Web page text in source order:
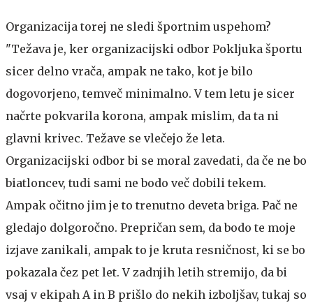
Organizacija torej ne sledi športnim uspehom?
"Težava je, ker organizacijski odbor Pokljuka športu
sicer delno vrača, ampak ne tako, kot je bilo
dogovorjeno, temveč minimalno. V tem letu je sicer
načrte pokvarila korona, ampak mislim, da ta ni
glavni krivec. Težave se vlečejo že leta.
Organizacijski odbor bi se moral zavedati, da če ne bo
biatloncev, tudi sami ne bodo več dobili tekem.
Ampak očitno jim je to trenutno deveta briga. Pač ne
gledajo dolgoročno. Prepričan sem, da bodo te moje
izjave zanikali, ampak to je kruta resničnost, ki se bo
pokazala čez pet let. V zadnjih letih stremijo, da bi
vsaj v ekipah A in B prišlo do nekih izboljšav, tukaj so